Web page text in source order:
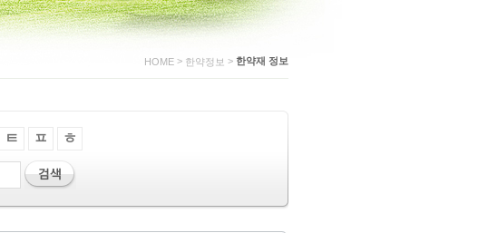
HOME> 한약정보 > 한약재 정보
ㅌ ㅍ ㅎ